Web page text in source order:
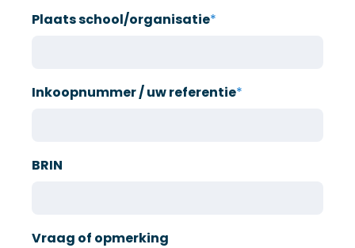
Plaats school/organisatie*
Inkoopnummer / uw referentie*
BRIN
Vraag of opmerking